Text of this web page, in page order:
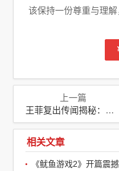
该保持一份尊重与理解
上一篇
王菲复出传闻揭秘：实为女儿窦靖童将献唱上海舞台
相关文章